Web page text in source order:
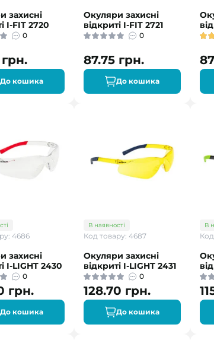
захисні
I-FIT 2720
0
До кошика
Окуляри захисні
відкриті I-FIT 2721
0
87.75 грн.
До кошика
4686
захисні
I-LIGHT 2430
0
грн.
До кошика
В наявності
Код товару: 4687
Окуляри захисні
відкриті I-LIGHT 2431
0
128.70 грн.
До кошика
В